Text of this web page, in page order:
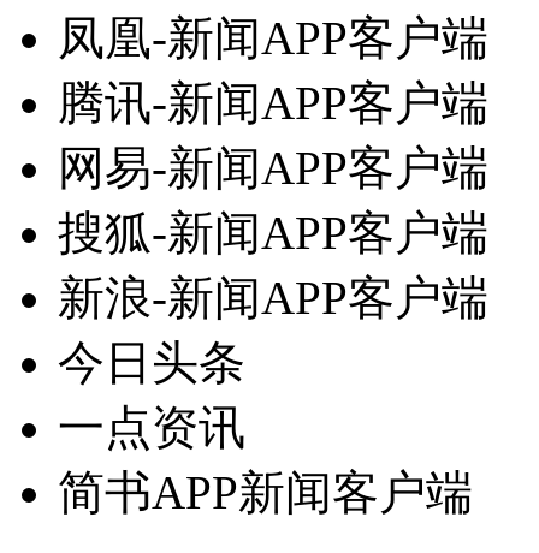
凤凰-新闻APP客户端
腾讯-新闻APP客户端
网易-新闻APP客户端
搜狐-新闻APP客户端
新浪-新闻APP客户端
今日头条
一点资讯
简书APP新闻客户端